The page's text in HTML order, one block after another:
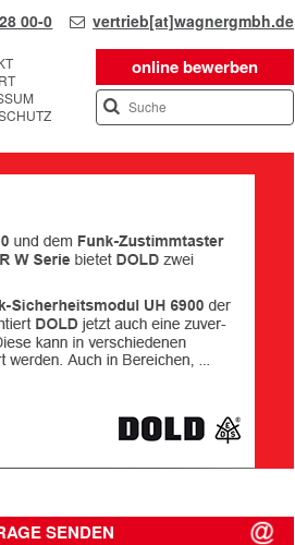
00-0 vertrieb[at]wagnergmbh.de
online bewerben
SENDEN